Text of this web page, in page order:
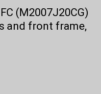
(M2007J20CG)
and front frame,